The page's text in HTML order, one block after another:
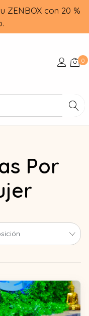
ZENBOX con 20 %
0
Por